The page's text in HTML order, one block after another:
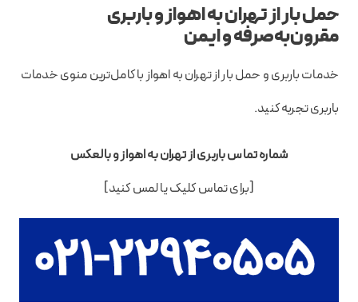
حمل بار از تهران به اهواز و باربری
مقرون‌به‌صرفه و ایمن
خدمات باربری و حمل بار از تهران به اهواز با کامل‌ترین منوی خدمات
باربری تجربه کنید.
شماره تماس باربری از تهران به اهواز و بالعکس
[برای تماس کلیک یا لمس کنید]